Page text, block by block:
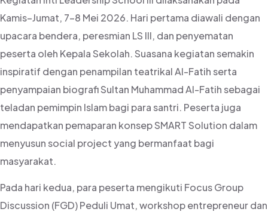
Kamis–Jumat, 7–8 Mei 2026. Hari pertama diawali dengan
upacara bendera, peresmian LS III, dan penyematan
peserta oleh Kepala Sekolah. Suasana kegiatan semakin
inspiratif dengan penampilan teatrikal Al-Fatih serta
penyampaian biografi Sultan Muhammad Al-Fatih sebagai
teladan pemimpin Islam bagi para santri. Peserta juga
mendapatkan pemaparan konsep SMART Solution dalam
menyusun social project yang bermanfaat bagi
masyarakat.
Pada hari kedua, para peserta mengikuti Focus Group
Discussion (FGD) Peduli Umat, workshop entrepreneur dan